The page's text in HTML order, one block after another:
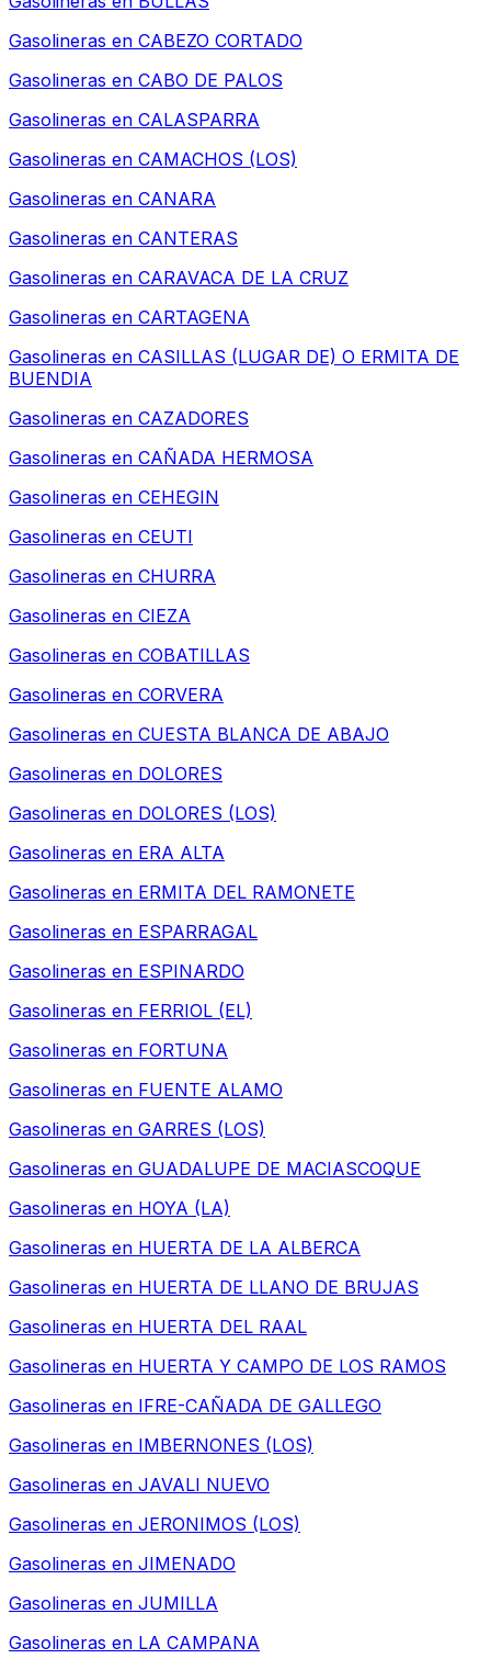
Gasolineras en CABEZO CORTADO
Gasolineras en CABO DE PALOS
Gasolineras en CALASPARRA
Gasolineras en CAMACHOS (LOS)
Gasolineras en CANARA
Gasolineras en CANTERAS
Gasolineras en CARAVACA DE LA CRUZ
Gasolineras en CARTAGENA
Gasolineras en CASILLAS (LUGAR DE) O ERMITA DE
BUENDIA
Gasolineras en CAZADORES
Gasolineras en CAÑADA HERMOSA
Gasolineras en CEHEGIN
Gasolineras en CEUTI
Gasolineras en CHURRA
Gasolineras en CIEZA
Gasolineras en COBATILLAS
Gasolineras en CORVERA
Gasolineras en CUESTA BLANCA DE ABAJO
Gasolineras en DOLORES
Gasolineras en DOLORES (LOS)
Gasolineras en ERA ALTA
Gasolineras en ERMITA DEL RAMONETE
Gasolineras en ESPARRAGAL
Gasolineras en ESPINARDO
Gasolineras en FERRIOL (EL)
Gasolineras en FORTUNA
Gasolineras en FUENTE ALAMO
Gasolineras en GARRES (LOS)
Gasolineras en GUADALUPE DE MACIASCOQUE
Gasolineras en HOYA (LA)
Gasolineras en HUERTA DE LA ALBERCA
Gasolineras en HUERTA DE LLANO DE BRUJAS
Gasolineras en HUERTA DEL RAAL
Gasolineras en HUERTA Y CAMPO DE LOS RAMOS
Gasolineras en IFRE-CAÑADA DE GALLEGO
Gasolineras en IMBERNONES (LOS)
Gasolineras en JAVALI NUEVO
Gasolineras en JERONIMOS (LOS)
Gasolineras en JIMENADO
Gasolineras en JUMILLA
Gasolineras en LA CAMPANA